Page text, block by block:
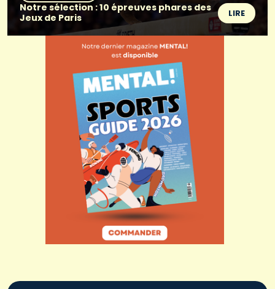
Notre sélection : 10 épreuves phares des
Jeux de Paris
LIRE